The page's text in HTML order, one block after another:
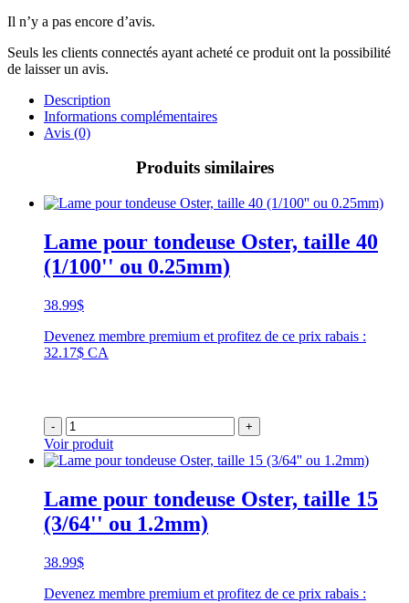
Il n’y a pas encore d’avis.
Seuls les clients connectés ayant acheté ce produit ont la possibilité
de laisser un avis.
Description
Informations complémentaires
Avis (0)
Produits similaires
Lame pour tondeuse Oster, taille 40
(1/100'' ou 0.25mm)
38.99$
Devenez membre premium et profitez de ce prix rabais :
32.17$ CA
- +
Voir produit
Lame pour tondeuse Oster, taille 15
(3/64'' ou 1.2mm)
38.99$
Devenez membre premium et profitez de ce prix rabais :